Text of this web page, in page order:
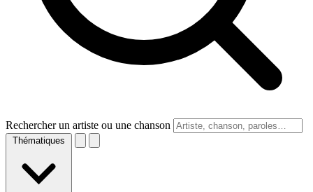
Rechercher un artiste ou une chanson
Thématiques